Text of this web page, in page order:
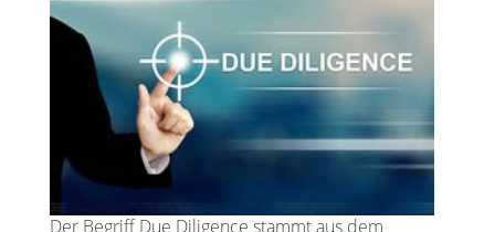
Der Begriff Due Diligence stammt aus dem